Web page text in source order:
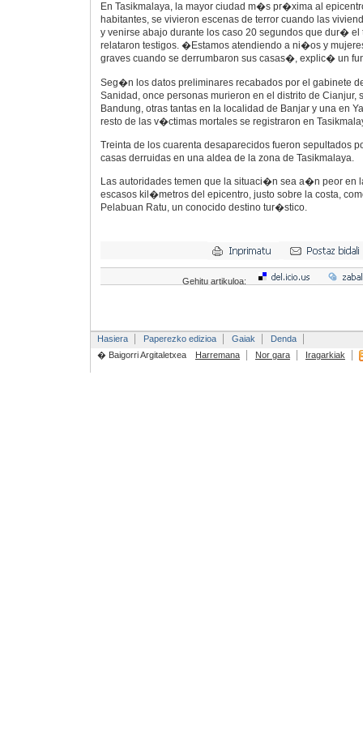
En Tasikmalaya, la mayor ciudad m�s pr�xima al
habitantes, se vivieron escenas de terror cuando las
y venirse abajo durante los caso 20 segundos que dur�
relataron testigos. �Estamos atendiendo a ni�os y
graves cuando se derrumbaron sus casas�, explic� un
Seg�n los datos preliminares recabados por el gabinete
Sanidad, once personas murieron en el distrito de Cianjur,
Bandung, otras tantas en la localidad de Banjar y una en
resto de las v�ctimas mortales se registraron en
Treinta de los cuarenta desaparecidos fueron sepultados
casas derruidas en una aldea de la zona de Tasikmalaya.
Las autoridades temen que la situaci�n sea a�n peor en
escasos kil�metros del epicentro, justo sobre la costa,
Pelabuan Ratu, un conocido destino tur�stico.
Gehitu artikuloa:
Hasiera Paperezko edizioa Gaiak
Denda
� Baigorri Argitaletxea
Harremana Nor gara Iragarkiak